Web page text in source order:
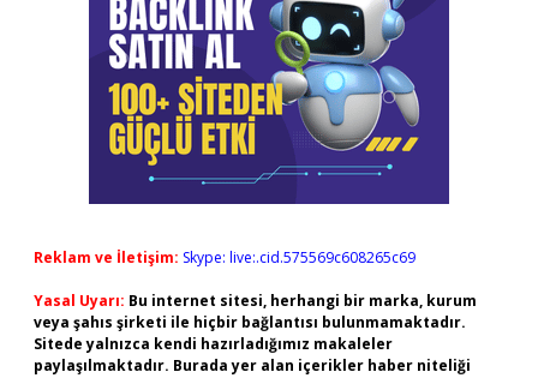
Reklam ve İletişim: Skype: live:.cid.575569c608265c69
Yasal Uyarı: Bu internet sitesi, herhangi bir marka, kurum
veya şahıs şirketi ile hiçbir bağlantısı bulunmamaktadır.
Sitede yalnızca kendi hazırladığımız makaleler
paylaşılmaktadır. Burada yer alan içerikler haber niteliği